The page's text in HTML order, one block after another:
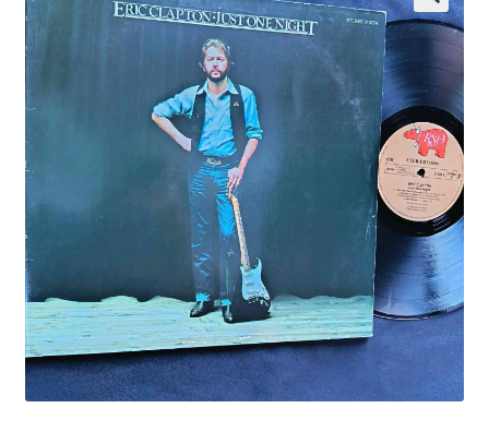
Listă produse
Blog
lei0,00
🔍